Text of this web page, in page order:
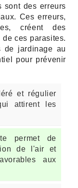
sont des erreurs
Ces erreurs,
créent des
ces parasites.
de jardinage au
pour prévenir
et régulier
attirent les
permet de
de l'air et
aux